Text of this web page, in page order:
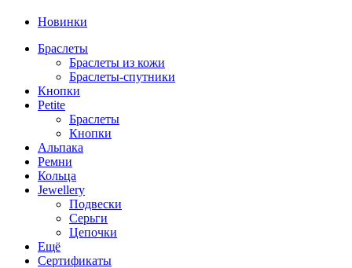
Новинки
Браслеты
Браслеты из кожи
Браслеты-спутники
Кнопки
Petite
Браслеты
Кнопки
Альпака
Ремни
Кольца
Jewellery
Подвески
Серьги
Цепочки
Ещё
Сертификаты